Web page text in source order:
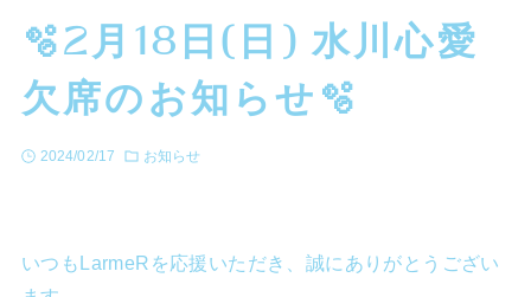
🫧2月18日(日) 水川心愛
欠席のお知らせ🫧
2024/02/17 お知らせ
いつもLarmeRを応援いただき、誠にありがとうござい